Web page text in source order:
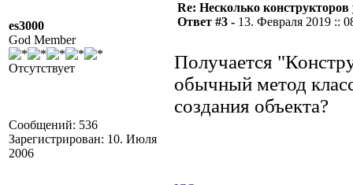
es3000
God Member
Отсутствует
Сообщений: 536
Зарегистрирован: 10. Июля
2006
Re: Несколько конструкторов
Ответ #3 - 13. Февраля 2019 ::
Получается
обычный метод
создания объекта?